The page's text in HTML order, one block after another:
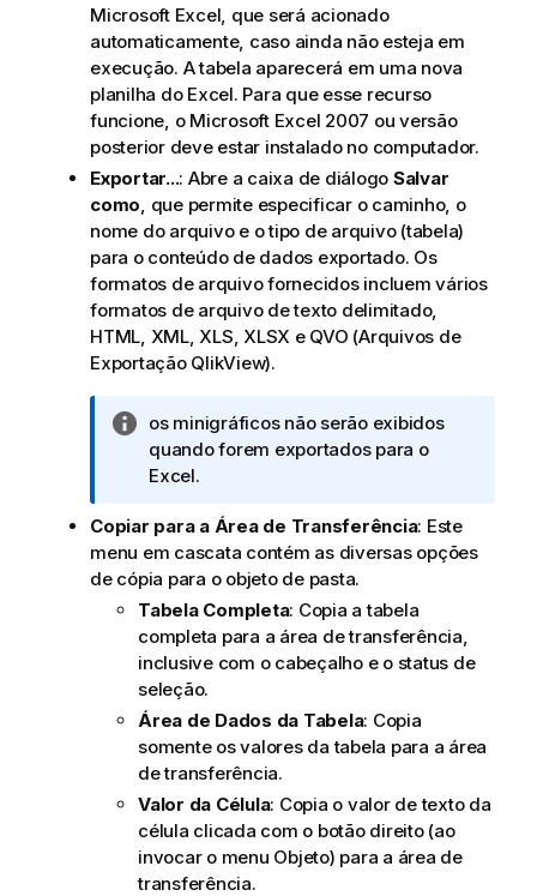
Microsoft Excel, que será acionado
automaticamente, caso ainda não esteja em
execução. A tabela aparecerá em uma nova
planilha do Excel. Para que esse recurso
funcione, o Microsoft Excel 2007 ou versão
posterior deve estar instalado no computador.
Exportar...: Abre a caixa de diálogo Salvar
como , que permite especificar o caminho, o
nome do arquivo e o tipo de arquivo (tabela)
para o conteúdo de dados exportado. Os
formatos de arquivo fornecidos incluem vários
formatos de arquivo de texto delimitado,
HTML, XML, XLS, XLSX e QVO (Arquivos de
Exportação QlikView).
N
o
t
n
f
o
r
m
a
t
i
v
os minigráficos não serão exibidos
quando forem exportados para o
Excel.
Copiar para a Área de Transferência: Este
menu em cascata contém as diversas opções
de cópia para o objeto de pasta.
Tabela Completa: Copia a tabela
completa para a área de transferência,
inclusive com o cabeçalho e o status de
seleção.
Área de Dados da Tabela: Copia
somente os valores da tabela para a área
de transferência.
Valor da Célula: Copia o valor de texto da
célula clicada com o botão direito (ao
invocar o menu Objeto) para a área de
transferência.